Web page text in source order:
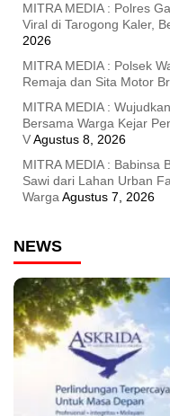
MITRA MEDIA : Polres
Viral di Tarogong Kaler,
2026
MITRA MEDIA : Polsek
Remaja dan Sita Motor
MITRA MEDIA :
Bersama Warga Kejar
VAgustus 8, 2026
MITRA MEDIA : Babinsa
Sawi dari Lahan Urban
WargaAgustus 7, 2026
NEWS